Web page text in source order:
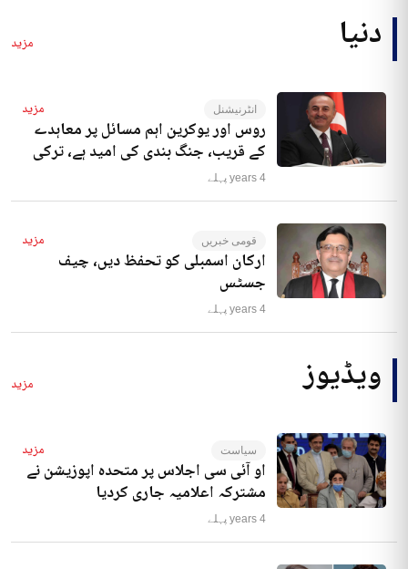
دنیا مزید
انٹرنیشنل مزید
روس اور یوکرین اہم مسائل پر معاہدے
کے قریب، جنگ بندی کی امید ہے، ترکی
4 years پہلے
قومی خبریں مزید
ارکان اسمبلی کو تحفظ دیں، چیف
جسٹس
4 years پہلے
ویڈیوز مزید
سیاست مزید
او آئی سی اجلاس پر متحدہ اپوزیشن نے
مشترکہ اعلامیہ جاری کردیا
4 years پہلے